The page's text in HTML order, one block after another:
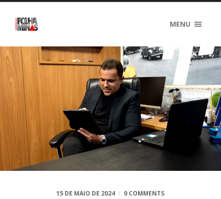
MENU
15 DE MAIO DE 2024 / 0 COMMENTS